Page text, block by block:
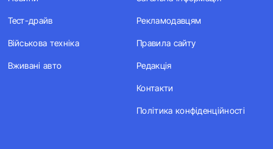
Тест-драйв
Військова техніка
Вживані авто
Рекламодавцям
Правила сайту
Редакція
Контакти
Політика конфіденційності